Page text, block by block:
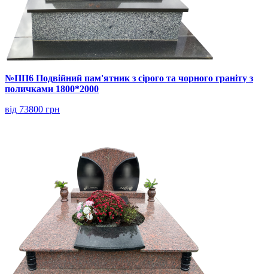
№ПП6 Подвійний пам'ятник з сірого та чорного граніту з
поличками 1800*2000
від 73800 грн